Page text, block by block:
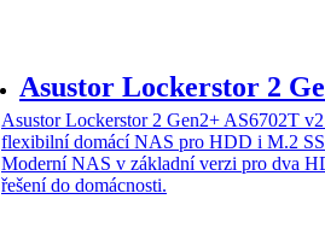
Asustor Lockerstor 2
Asustor Lockerstor 2 Gen2+ AS6702T
flexibilní domácí NAS pro HDD i M.2
Moderní NAS v základní verzi pro dva
řešení do domácnosti.